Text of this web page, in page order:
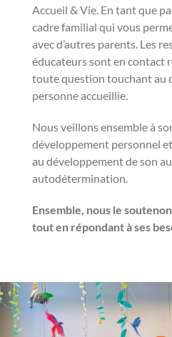
Accueil & Vie. En tant que
cadre familial qui vous
avec d’autres parents. Les
éducateurs sont en contact
toute question touchant au
personne accueillie.
Nous veillons ensemble à
développement personnel
au développement de son
autodétermination.
Ensemble, nous le
tout en répondant à ses